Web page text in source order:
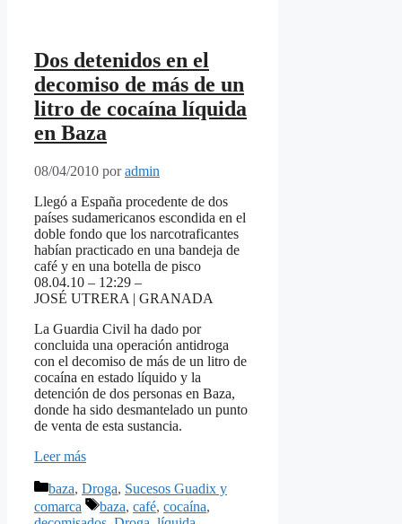
Dos detenidos en el
decomiso de más de un
litro de cocaína líquida
en Baza
08/04/2010 poradmin
Llegó a España procedente de dos
países sudamericanos escondida en el
doble fondo que los narcotraficantes
habían practicado en una bandeja de
café y en una botella de pisco
08.04.10 – 12:29 –
JOSÉ UTRERA | GRANADA
La Guardia Civil ha dado por
concluida una operación antidroga
con el decomiso de más de un litro de
cocaína en estado líquido y la
detención de dos personas en Baza,
donde ha sido desmantelado un punto
de venta de esta sustancia.
Leer más
Categorías
baza, Droga, Sucesos Guadix y
comarca
Etiquetas
baza, café, cocaína,